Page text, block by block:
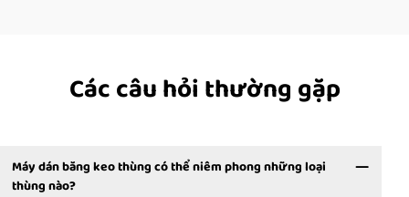
Các câu hỏi thường gặp
Máy dán băng keo thùng có thể niêm phong những loại
thùng nào?